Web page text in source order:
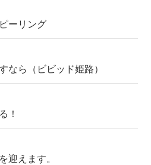
ーリング
なら（ビビッド姫路）
！
迎えます。